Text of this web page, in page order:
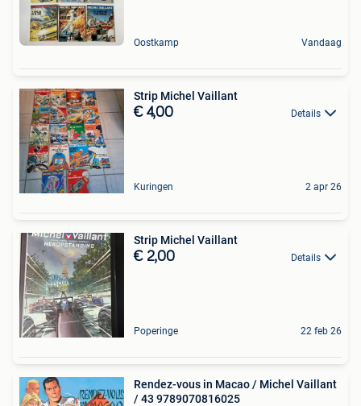
Oostkamp Vandaag
Strip Michel Vaillant
€ 4,00 Details
Kuringen 2 apr 26
Strip Michel Vaillant
€ 2,00 Details
Poperinge 22 feb 26
Rendez-vous in Macao / Michel Vaillant
/ 43 9789070816025